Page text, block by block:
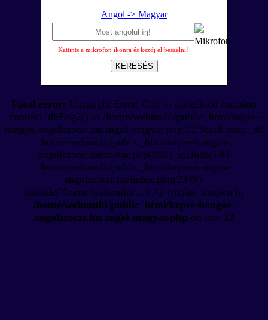
Angol -> Magyar
Kattints a mikrofon ikonra és kezdj el beszélni!
KERESÉS
Fatal error: Uncaught Error: Call to undefined function
connect_dbEng2() in /home/webmulti/public_html/kepes-
hangos-angolszotar.hu/angol-magyar.php:12 Stack trace: #0
/home/webmulti/public_html/kepes-hangos-
angolszotar.hu/szotar.php(892): include() #1
/home/webmulti/public_html/kepes-hangos-
angolszotar.hu/index.php(2349):
include('/home/webmulti/...') #2 {main} thrown in
/home/webmulti/public_html/kepes-hangos-
angolszotar.hu/angol-magyar.php on line 12